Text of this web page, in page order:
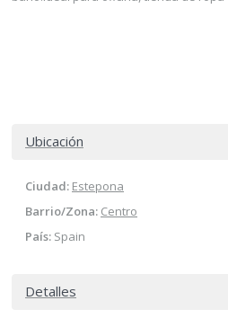
Ubicación
Ciudad: Estepona
Barrio/Zona: Centro
País: Spain
Detalles